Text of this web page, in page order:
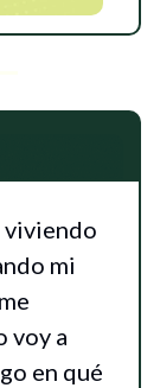
viviendo
mi
voy a
en qué